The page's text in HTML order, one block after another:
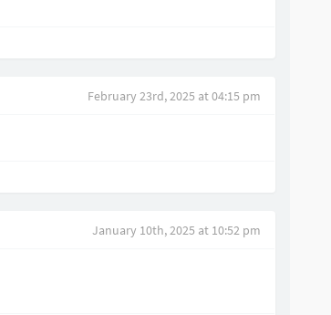
February 23rd, 2025 at 04:15 pm
January 10th, 2025 at 10:52 pm